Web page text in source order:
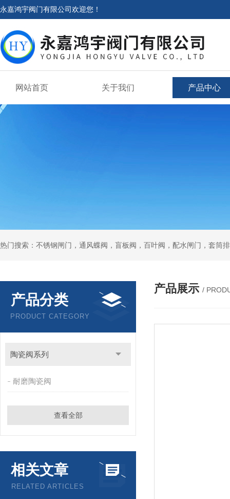
永嘉鸿宇阀门有限公司欢迎您！
网站首页 关于我们 产品中心
热门搜索：不锈钢闸门，通风蝶阀，盲板阀，百叶阀，配水闸门，套筒
产品分类
PRODUCT CATEGORY
陶瓷阀系列
耐磨陶瓷阀
查看全部
相关文章
RELATED ARTICLES
产品展示 /